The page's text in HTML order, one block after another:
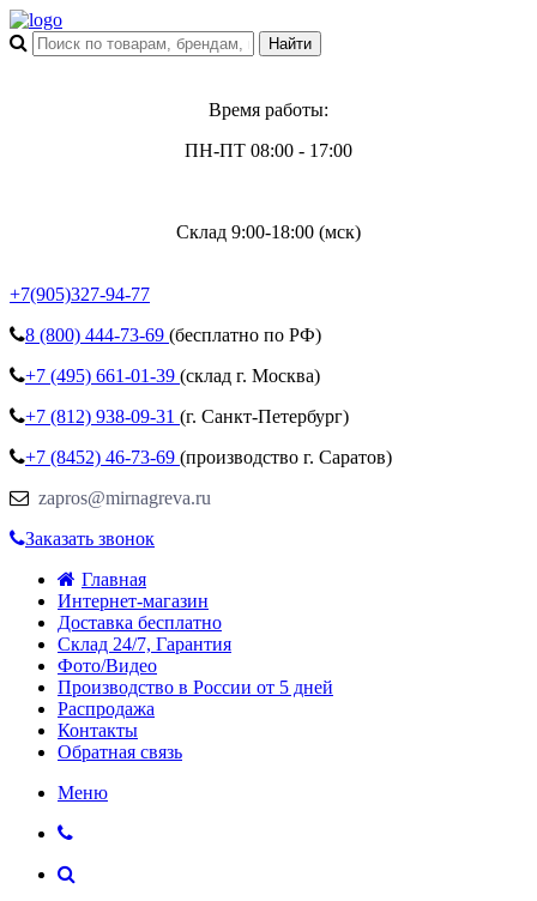
Время работы:
ПН-ПТ 08:00 - 17:00
Склад 9:00-18:00 (мск)
+7(905)327-94-77
8 (800) 444-73-69 (бесплатно по РФ)
+7 (495) 661-01-39 (склад г. Москва)
+7 (812) 938-09-31 (г. Санкт-Петербург)
+7 (8452) 46-73-69 (производство г. Саратов)
zapros@mirnagreva.ru
Заказать звонок
Главная
Интернет-магазин
Доставка бесплатно
Склад 24/7, Гарантия
Фото/Видео
Производство в России от 5 дней
Распродажа
Контакты
Обратная связь
Меню